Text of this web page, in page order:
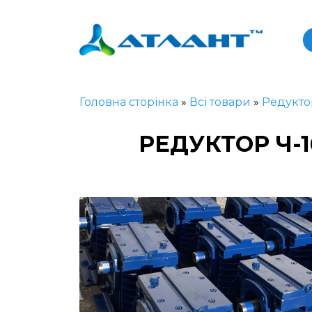
Головна сторінка » Всі товари »
РЕДУКТОР Ч-